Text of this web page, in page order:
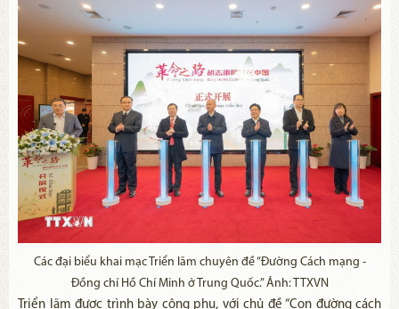
Các đại biểu khai mạc Triển lãm chuyên đề “Đường Cách mạng -
Đồng chí Hồ Chí Minh ở Trung Quốc.” Ảnh: TTXVN
Triển lãm được trình bày công phu, với chủ đề “Con đường cách